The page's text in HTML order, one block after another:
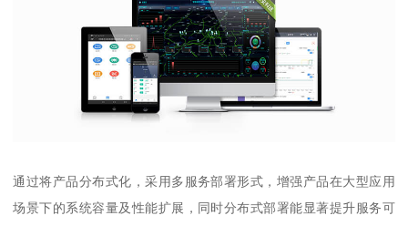
通过将产品分布式化，采用多服务部署形式，增强产品在大型应用
场景下的系统容量及性能扩展，同时分布式部署能显著提升服务可